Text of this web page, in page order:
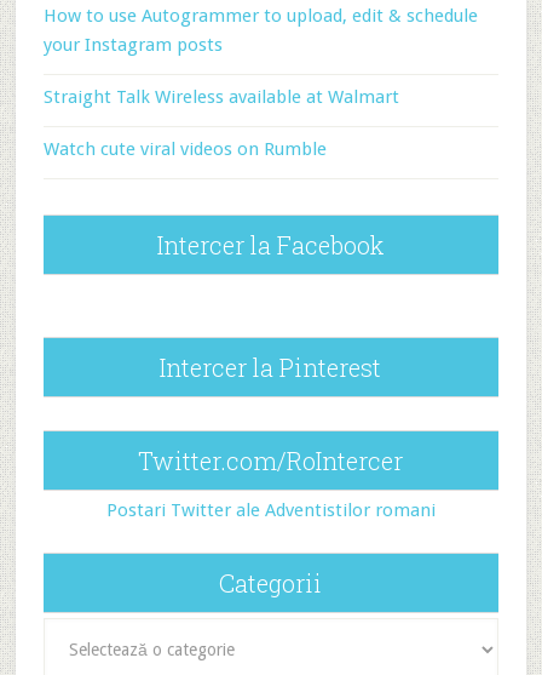
How to use Autogrammer to upload, edit & schedule
your Instagram posts
Straight Talk Wireless available at Walmart
Watch cute viral videos on Rumble
Intercer la Facebook
Intercer la Pinterest
Twitter.com/RoIntercer
Postari Twitter ale Adventistilor romani
Categorii